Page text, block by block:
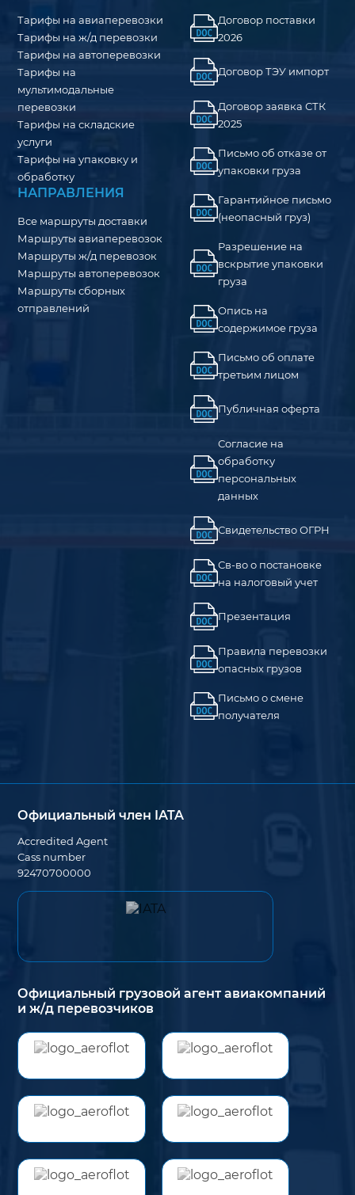
Тарифы на авиаперевозки
Тарифы на ж/д перевозки
Тарифы на автоперевозки
Тарифы на
мультимодальные
перевозки
Тарифы на складские
услуги
Тарифы на упаковку и
обработку
НАПРАВЛЕНИЯ
Все маршруты доставки
Маршруты авиаперевозок
Маршруты ж/д перевозок
Маршруты автоперевозок
Маршруты сборных
отправлений
Договор поставки
2026
Договор ТЭУ импорт
Договор заявка СТК
2025
Письмо об отказе от
упаковки груза
Гарантийное письмо
(неопасный груз)
Разрешение на
вскрытие упаковки
груза
Опись на
содержимое груза
Письмо об оплате
третьим лицом
Публичная оферта
Согласие на
обработку
персональных
данных
Свидетельство ОГРН
Св-во о постановке
на налоговый учет
Презентация
Правила перевозки
опасных грузов
Письмо о смене
получателя
Официальный член IATA
Accredited Agent
Cass number
92470700000
Официальный грузовой агент авиакомпаний
и ж/д перевозчиков